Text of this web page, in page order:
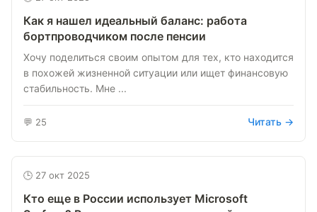
Как я нашел идеальный баланс: работа
бортпроводчиком после пенсии
Хочу поделиться своим опытом для тех, кто находится
в похожей жизненной ситуации или ищет финансовую
стабильность. Мне ...
💬 25 Читать →
🕒 27 окт 2025
Кто еще в России использует Microsoft